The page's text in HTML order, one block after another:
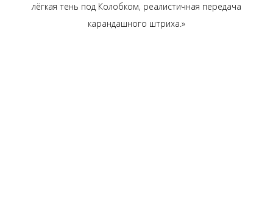
лёгкая тень под Колобком, реалистичная передача
карандашного штриха.»